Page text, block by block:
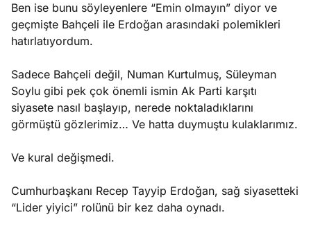
Ben ise bunu söyleyenlere “Emin olmayın” diyor ve
geçmişte Bahçeli ile Erdoğan arasındaki polemikleri
hatırlatıyordum.
Sadece Bahçeli değil, Numan Kurtulmuş, Süleyman
Soylu gibi pek çok önemli ismin Ak Parti karşıtı
siyasete nasıl başlayıp, nerede noktaladıklarını
görmüştü gözlerimiz… Ve hatta duymuştu kulaklarımız.
Ve kural değişmedi.
Cumhurbaşkanı Recep Tayyip Erdoğan, sağ siyasetteki
“Lider yiyici” rolünü bir kez daha oynadı.